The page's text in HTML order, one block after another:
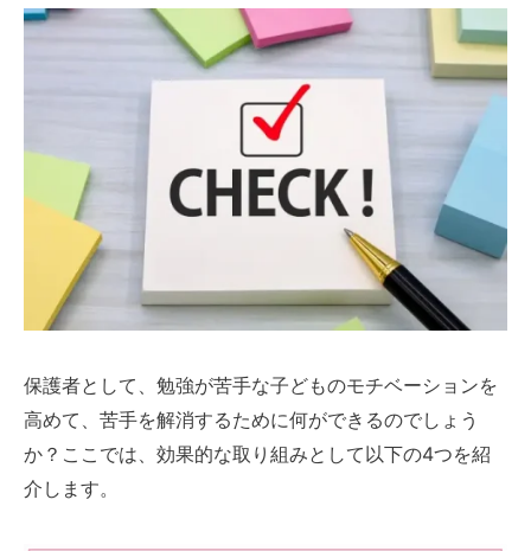
保護者として、勉強が苦手な子どものモチベーションを
高めて、苦手を解消するために何ができるのでしょう
か？ここでは、効果的な取り組みとして以下の4つを紹
介します。